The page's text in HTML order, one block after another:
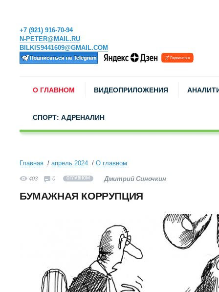
+7 (921) 916-70-94
N-PETER@MAIL.RU
BILKIS9441609@GMAIL.COM
О ГЛАВНОМ ВИДЕОПРИЛОЖЕНИЯ
СПОРТ: АДРЕНАЛИН
Главная апрель 2024 О главном
403 0 О ГЛАВНОМ Дмитрий Синочкин
БУМАЖНАЯ КОРРУПЦИЯ